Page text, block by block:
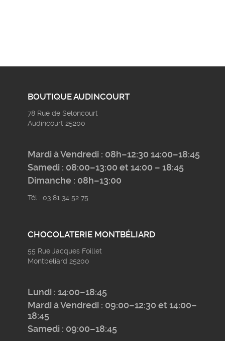
BOUTIQUE AUDINCOURT
78 Rue de Seloncourt
Audincourt 25200
Mardi à Vendredi : 08h–12:30 14:00–18:45
Samedi : 08:00–13:00 et 14:00 – 18:45
Dimanche : 08h–13:00
Tél : 03 81 34 52 75
CHOCOLATERIE MONTBÉLIARD
55 Rue Jacques Foillet
Montbéliard 25200
Lundi : 14:00–18:45
Mardi à Vendredi : 09:00–12:30 et 14:00–
18:45
Samedi : 09:00–18:45